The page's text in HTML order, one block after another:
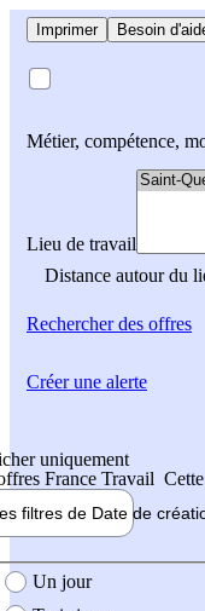
Imprimer Besoin
Métier, compétence,
Lieu de travail
Distance autour du
Rechercherdes offres
uniquement
France Travail
filtres de Date de
création de l'offre
Un jour
Créer une alerte